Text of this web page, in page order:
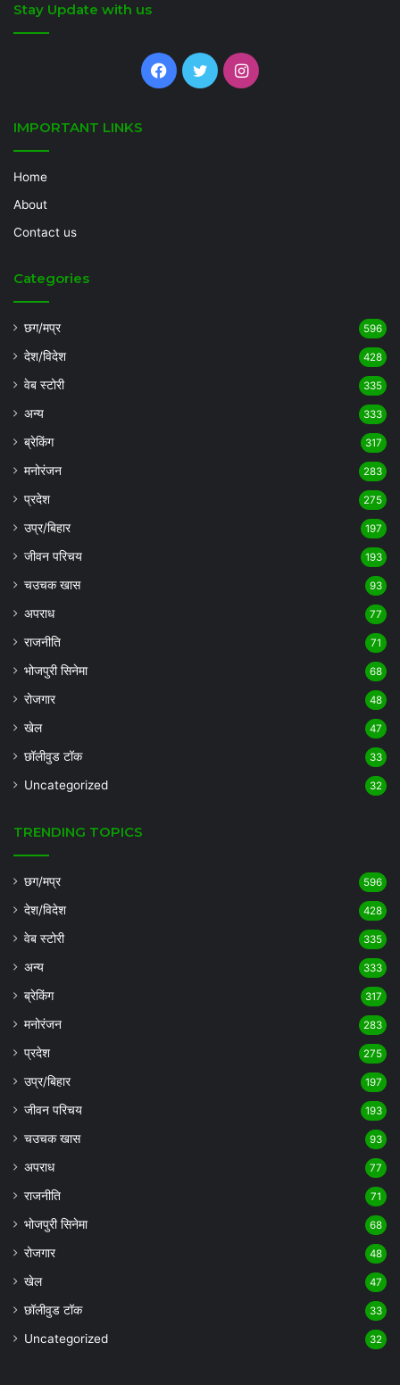
Stay Update with us
Facebook
TwitterInstagram
IMPORTANT LINKS
Home
About
Contact us
Categories
छग/मप्र 596
देश/विदेश 428
वेब स्टोरी 335
अन्य 333
ब्रेकिंग 317
मनोरंजन 283
प्रदेश 275
उप्र/बिहार 197
जीवन परिचय 193
चउचक खास 93
अपराध 77
राजनीति 71
भोजपुरी सिनेमा 68
रोजगार 48
खेल 47
छॉलीवुड टॉक 33
Uncategorized 32
TRENDING TOPICS
छग/मप्र 596
देश/विदेश 428
वेब स्टोरी 335
अन्य 333
ब्रेकिंग 317
मनोरंजन 283
प्रदेश 275
उप्र/बिहार 197
जीवन परिचय 193
चउचक खास 93
अपराध 77
राजनीति 71
भोजपुरी सिनेमा 68
रोजगार 48
खेल 47
छॉलीवुड टॉक 33
Uncategorized 32